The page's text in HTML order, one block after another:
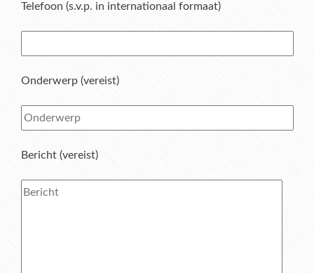
Telefoon (s.v.p. in internationaal formaat)
Onderwerp (vereist)
Bericht (vereist)